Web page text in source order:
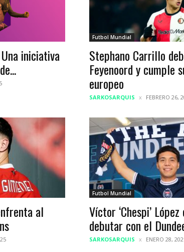
Una iniciativa
Futbol Mundial
Stephano Carrillo
Feyenoord y cumple
europeo
SARKOSARQUIS FEBRERO 26,
al
Futbol Mundial
Víctor ‘Chespi’
debutar con el
SARKOSARQUIS ENERO 28,